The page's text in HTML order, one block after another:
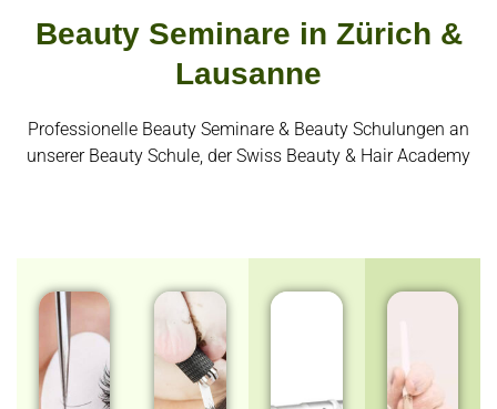
Beauty Seminare in Zürich &
Lausanne
Professionelle Beauty Seminare & Beauty Schulungen an
unserer Beauty Schule, der Swiss Beauty & Hair Academy